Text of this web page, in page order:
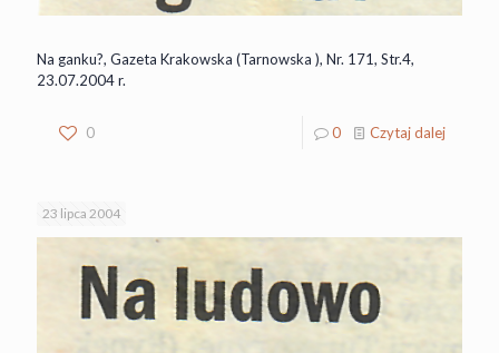
Na ganku?, Gazeta Krakowska (Tarnowska ), Nr. 171, Str.4,
23.07.2004 r.
0 0 Czytaj dalej
23 lipca 2004